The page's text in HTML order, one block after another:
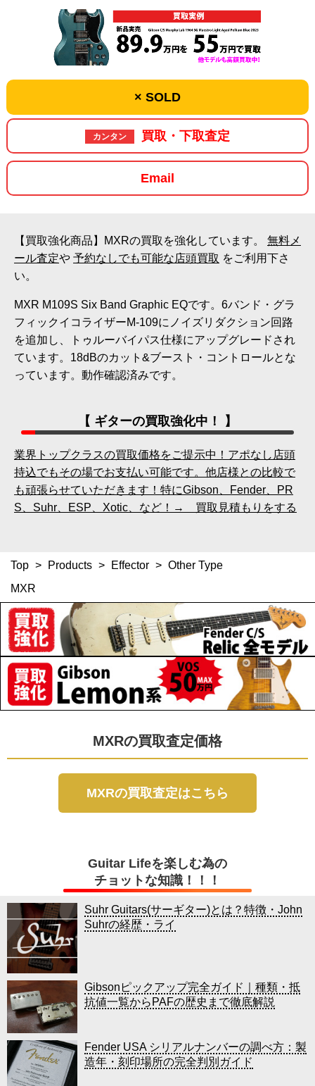
× SOLD
カンタン 買取・下取査定
Email
【買取強化商品】MXRの買取を強化しています。 無料メ
ール査定や 予約なしでも可能な店頭買取 をご利用下さ
い。
MXR M109S Six Band Graphic EQです。6バンド・グラ
フィックイコライザーM-109にノイズリダクション回路
を追加し、トゥルーバイパス仕様にアップグレードされ
ています。18dBのカット&ブースト・コントロールとな
っています。動作確認済みです。
【 ギターの買取強化中！ 】
業界トップクラスの買取価格をご提示中！アポなし店頭
持込でもその場でお支払い可能です。他店様との比較で
も頑張らせていただきます！特にGibson、Fender、PR
S、Suhr、ESP、Xotic、など！→ 買取見積もりをする
Top > Products > Effector > Other Type
MXR
MXRの買取査定価格
MXRの買取査定はこちら
Guitar Lifeを楽しむ為の
チョットな知識！！！
Suhr Guitars(サーギター)とは？特徴・John
Suhrの経歴・ライ
Gibsonピックアップ完全ガイド｜種類・抵
抗値一覧からPAFの歴史まで徹底解説
Fender USA シリアルナンバーの調べ方：製
造年・刻印場所の完全判別ガイド